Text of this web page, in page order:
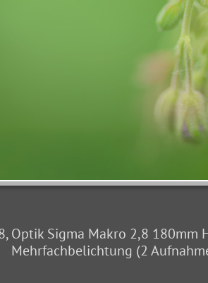
Optik Sigma Makro 2,8 180mm
Mehrfachbelichtung (2